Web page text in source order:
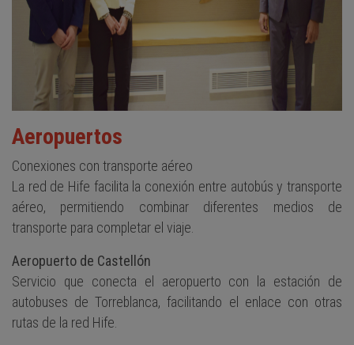
Aeropuertos
Conexiones con transporte aéreo
La red de Hife facilita la conexión entre autobús y transporte
aéreo, permitiendo combinar diferentes medios de
transporte para completar el viaje.
Aeropuerto de Castellón
Servicio que conecta el aeropuerto con la estación de
autobuses de Torreblanca, facilitando el enlace con otras
rutas de la red Hife.